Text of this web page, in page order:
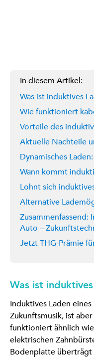
In diesem Artikel:
Was ist induktives
Wie funktioniert
Vorteile des
Aktuelle Nachteile
Dynamisches
Wann kommt
Lohnt sich
Alternative
Zusammenfassend:
Auto –
Jetzt THG-Prämie
Was ist
Induktives Laden
Zukunftsmusik, ist
funktioniert ähnlich
elektrischen
Bodenplatte